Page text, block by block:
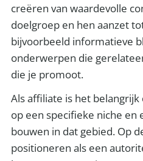
creëren van waardevolle
doelgroep en hen aanzet
bijvoorbeeld informatieve
onderwerpen die
die je promoot.
Als affiliate is het
op een specifieke niche en
bouwen in dat gebied. Op
positioneren als een